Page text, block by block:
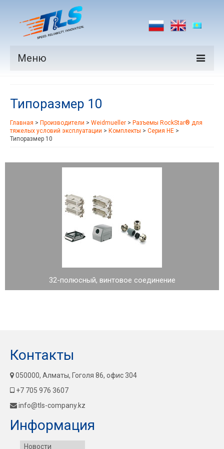
Меню
Производители
Рынки
Типоразмер 10
Главная > Производители > Weidmueller > Разъемы RockStar® для
тяжелых условий эксплуатации > Комплекты > Серия HE >
Типоразмер 10
32-полюсный, винтовое соединение
Контакты
050000, Алматы, Гоголя 86, офис 304
+7 705 976 3607
info@tls-company.kz
Информация
Новости